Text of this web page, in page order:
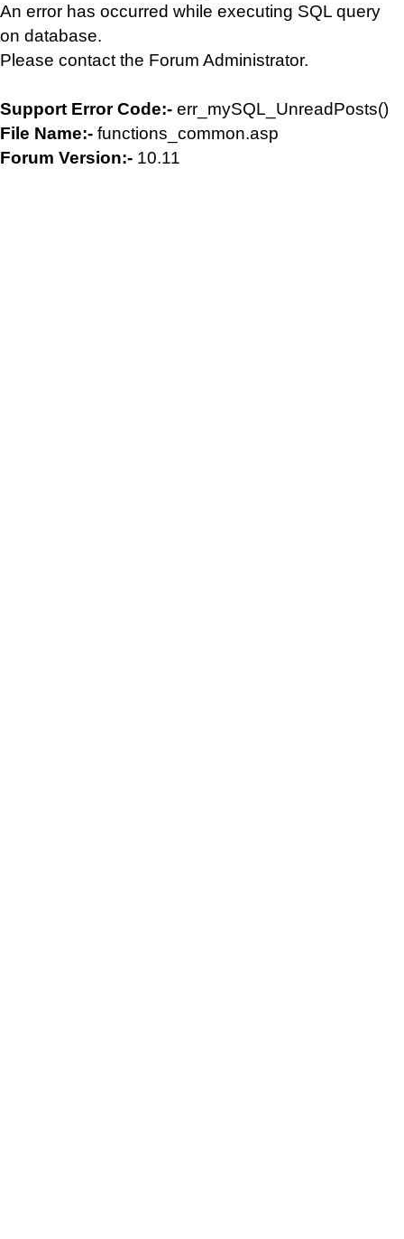
An error has occurred while executing SQL query
on database.
Please contact the Forum Administrator.
Support Error Code:- err_mySQL_UnreadPosts()
File Name:- functions_common.asp
Forum Version:- 10.11